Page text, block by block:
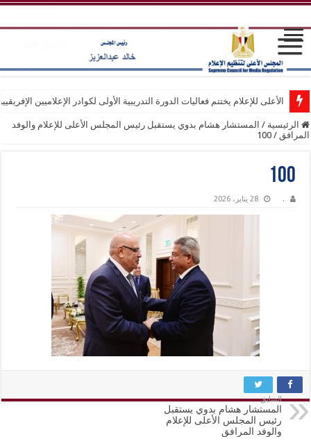
الأعلى للإعلام يختتم فعاليات الدورة التدريبية الأولى لكوادر الإعلاميين
الرئيسية / المستشار هشام بدوي يستقبل رئيس المجلس الأعلى للإعلام والوفد
المرافق /
100
100
. 28 يناير، 2026
السابق
المستشار هشام بدوي يستقبل
رئيس المجلس الأعلى للإعلام
والوفد المرافق